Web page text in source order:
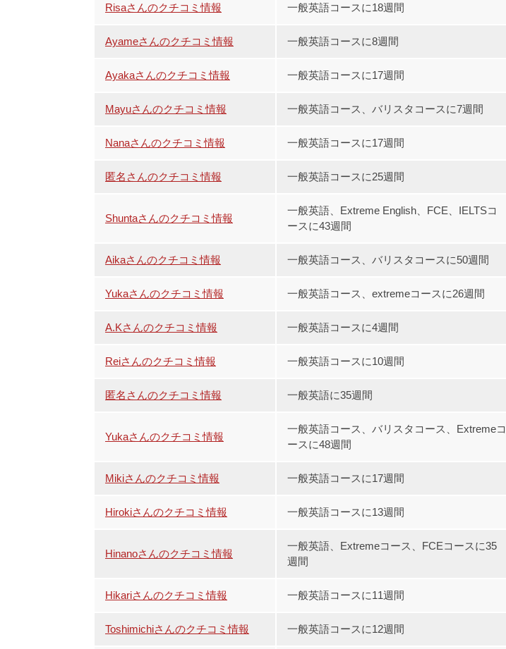
Risaさんのクチコミ情報 一般英語コースに18週間
Ayameさんのクチコミ情報 一般英語コースに8週間
Ayakaさんのクチコミ情報 一般英語コースに17週間
Mayuさんのクチコミ情報 一般英語コース、バリスタコースに7週間
Nanaさんのクチコミ情報 一般英語コースに17週間
匿名さんのクチコミ情報 一般英語コースに25週間
Shuntaさんのクチコミ情報
一般英語、Extreme English、FCE、IELTSコ
ースに43週間
Aikaさんのクチコミ情報 一般英語コース、バリスタコースに50週間
Yukaさんのクチコミ情報 一般英語コース、extremeコースに26週間
A.Kさんのクチコミ情報 一般英語コースに4週間
Reiさんのクチコミ情報 一般英語コースに10週間
匿名さんのクチコミ情報 一般英語に35週間
Yukaさんのクチコミ情報
一般英語コース、バリスタコース、Extremeコ
ースに48週間
Mikiさんのクチコミ情報 一般英語コースに17週間
Hirokiさんのクチコミ情報 一般英語コースに13週間
Hinanoさんのクチコミ情報
一般英語、Extremeコース、FCEコースに35
週間
Hikariさんのクチコミ情報 一般英語コースに11週間
Toshimichiさんのクチコミ情報 一般英語コースに12週間